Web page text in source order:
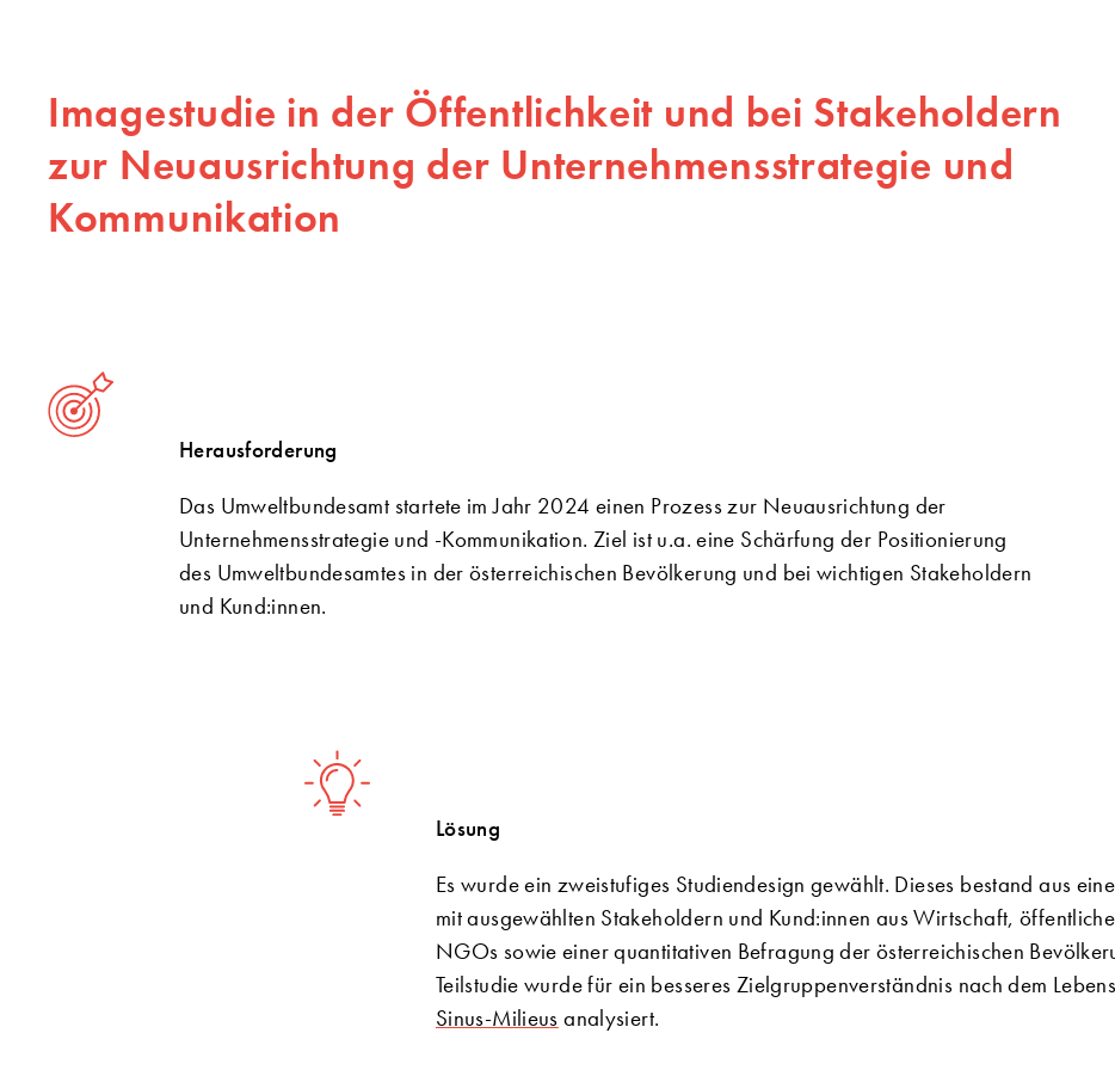
Imagestudie in der Öffentlichkeit und bei Stakeholdern
zur Neuausrichtung der Unternehmensstrategie und
Kommunikation
Herausforderung
Das Umweltbundesamt startete im Jahr 2024 einen Prozess zur Neuausrichtung der
Unternehmensstrategie und -Kommunikation. Ziel ist u.a. eine Schärfung der Positionierung
des Umweltbundesamtes in der österreichischen Bevölkerung und bei wichtigen Stakeholdern
und Kund:innen.
Lösung
Es wurde ein zweistufiges Studiendesign gewählt. Dieses bestand aus
mit ausgewählten Stakeholdern und Kund:innen aus Wirtschaft,
NGOs sowie einer quantitativen Befragung der österreichischen
Teilstudie wurde für ein besseres Zielgruppenverständnis nach dem
Sinus-Milieus analysiert.